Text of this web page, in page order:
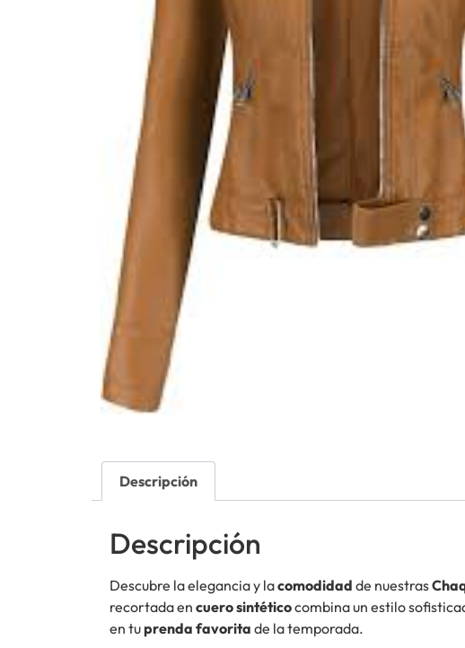
Descripción
Descripción
Descubre la elegancia y lacomodidad de nuestras
recortada en cuero sintéticocombina un estilo
en tuprenda favorita de la temporada.